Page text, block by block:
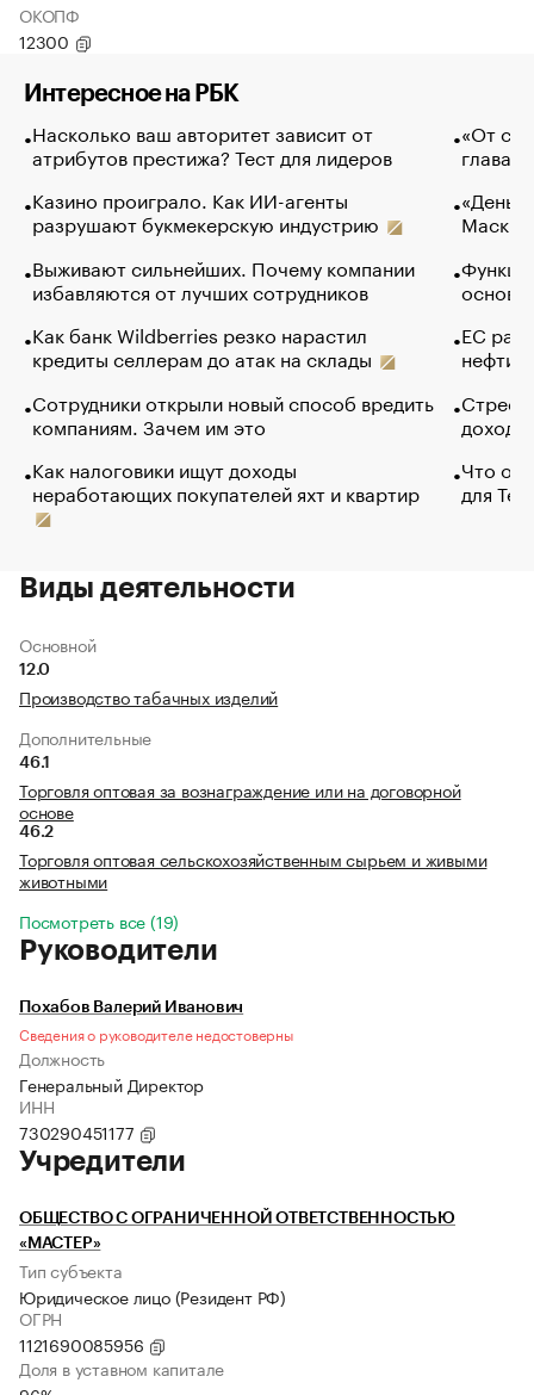
ОКОПФ
12300
Интересное на РБК
Насколько ваш авторитет зависит от
атрибутов престижа? Тест для лидеров
Казино проиграло. Как ИИ-агенты
разрушают букмекерскую индустрию
Выживают сильнейших. Почему компании
избавляются от лучших сотрудников
Как банк Wildberries резко нарастил
кредиты селлерам до атак на склады
Сотрудники открыли новый способ вредить
компаниям. Зачем им это
Как налоговики ищут доходы
неработающих покупателей яхт и квартир
«От
глава
Маск в
основ
ЕС
нефти
Что
для
Виды деятельности
Основной
12.0
Производство табачных изделий
Дополнительные
46.1
Торговля оптовая за вознаграждение или на договорной
основе
46.2
Торговля оптовая сельскохозяйственным сырьем и живыми
животными
Посмотреть все (19)
Руководители
Похабов Валерий Иванович
Сведения о руководителе недостоверны
Должность
Генеральный Директор
ИНН
730290451177
Учредители
ОБЩЕСТВО С ОГРАНИЧЕННОЙ ОТВЕТСТВЕННОСТЬЮ
«МАСТЕР»
Тип субъекта
Юридическое лицо (Резидент РФ)
ОГРН
1121690085956
Доля в уставном капитале